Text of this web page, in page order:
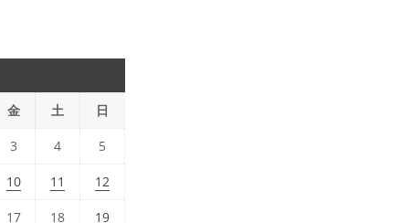
金 土 日
3 4 5
10 11 12
17 18 19